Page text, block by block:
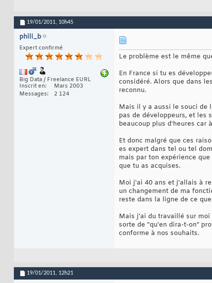
19/01/2011, 10h45
phili_b
Expert confirmé
Big Data / Freelance EURL
Inscrit en
Mars 2003
Messages
2 124
Le problème est le même
En France si tu es
considéré. Alors que dans
reconnu.
Mais il y a aussi le souci de
pas de développeurs, et les
beaucoup plus d'heures car
Et donc malgré que ces
es expert dans tel ou tel
mais par ton expérience
que tu as acquises.
Moi j'ai 40 ans et j'allais à
un changement de ma
reste dans la ligne de ce
Mais j'ai du travaillé sur moi
sorte de "qu'en dira-t-on"
conforme à nos souhaits.
19/01/2011, 12h21